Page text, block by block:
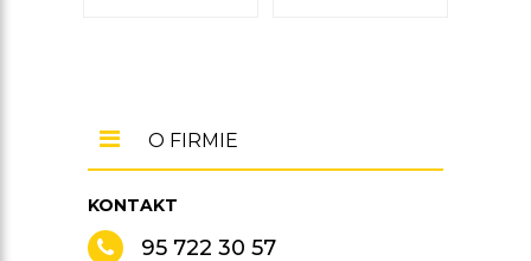
KONTAKT
95 722 30 57
O FIRMIE